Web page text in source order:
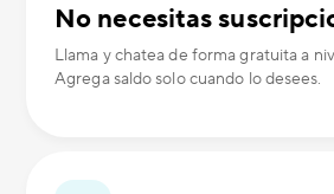
No necesitas
Llama y chatea de forma gratuita a
Agrega saldo solo cuando lo desees.